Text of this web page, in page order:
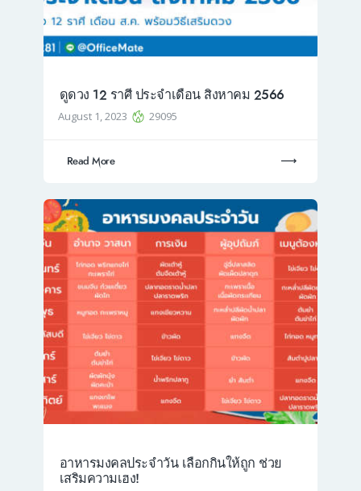
ดูดวง 12 ราศี ประจำเดือน สิงหาคม 2566
August 1, 2023 29095
Read More
อาหารมงคลประจำวัน เลือกกินให้ถูก ช่วย
เสริมความเฮง!